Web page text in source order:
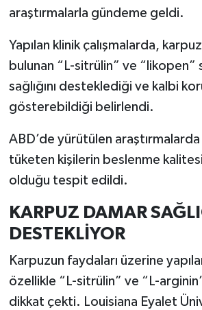
araştırmalarla gündeme geldi.
Yapılan klinik çalışmalarda,
bulunan “L-sitrülin” ve “likopen”
sağlığını desteklediği ve kalbi
gösterebildiği belirlendi.
ABD’de yürütülen araştırmalarda
tüketen kişilerin beslenme
olduğu tespit edildi.
KARPUZ DAMAR
DESTEKLİYOR
Karpuzun faydaları üzerine
özellikle “L-sitrülin” ve “L-
dikkat çekti. Louisiana Eyalet
Hisarcık
İlçeler
Köşe Yazıları
Kültür Sanat
Kütahya
Magazin
Otomobil
Pazarlar
Politika